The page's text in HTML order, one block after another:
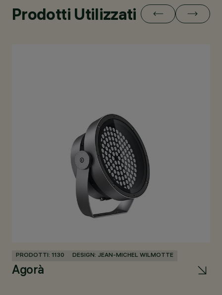
Prodotti Utilizzati
PRODOTTI: 1130 DESIGN: JEAN-MICHEL WILMOTTE
Agorà